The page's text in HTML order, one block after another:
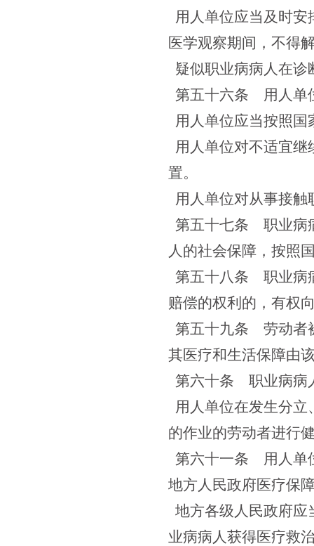
用人单位应当及时
医学观察期间，不得
疑似职业病病人在
第五十六条 用人单
用人单位应当按照
用人单位对不适宜
置。
用人单位对从事接
第五十七条 职业病
人的社会保障，按照
第五十八条 职业病
赔偿的权利的，有权
第五十九条 劳动者
其医疗和生活保障由
第六十条 职业病病
用人单位在发生分
的作业的劳动者进行
第六十一条 用人单
地方人民政府医疗保
地方各级人民政府应
业病病人获得医疗救